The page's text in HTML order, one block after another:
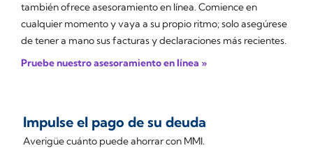
también ofrece asesoramiento en línea. Comience en
cualquier momento y vaya a su propio ritmo; solo asegúrese
de tener a mano sus facturas y declaraciones más recientes.
Pruebe nuestro asesoramiento en línea »
Impulse el pago de su deuda
Averigüe cuánto puede ahorrar con MMI.